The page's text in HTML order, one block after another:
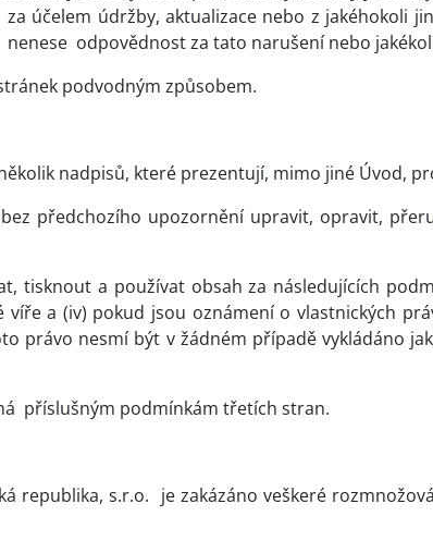
účelem údržby, aktualizace nebo z jakéhokoli
nenese odpovědnost za tato narušení nebo
podvodným způsobem.
nadpisů, které prezentují, mimo jiné Úvod,
předchozího upozornění upravit, opravit,
tisknout a používat obsah za následujících
a (iv) pokud jsou oznámení o vlastnických
právo nesmí být v žádném případě vykládáno
příslušným podmínkám třetích stran.
republika, s.r.o. je zakázáno veškeré